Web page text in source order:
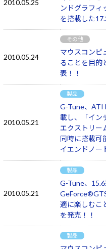
2010.05.25
ンドグラフィ
を搭載した
2010.05.24
その他
マウスコンピ
ることを目的
表！！
2010.05.21
製品
G-Tune、ATI
載し、「イン
エクストリー
同時に搭載可
イエンドノー
2010.05.21
製品
G-Tune、
適に楽しむこ
を発売！！
製品